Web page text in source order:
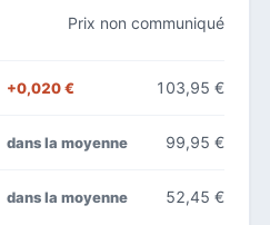
Prix non communiqué
+0,020 € 103,95 €
dans la moyenne 99,95 €
dans la moyenne 52,45 €